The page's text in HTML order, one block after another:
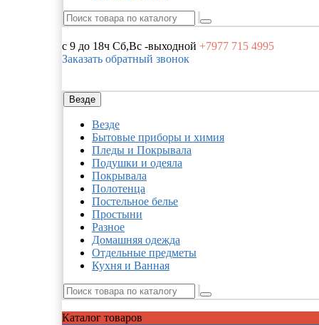
с 9 до 18ч Сб,Вс -выходной +7977 715 4995
Заказать обратный звонок
Везде
Везде
Бытовые приборы и химия
Пледы и Покрывала
Подушки и одеяла
Покрывала
Полотенца
Постельное белье
Простыни
Разное
Домашняя одежда
Отдельные предметы
Кухня и Ванная
Каталог товаров